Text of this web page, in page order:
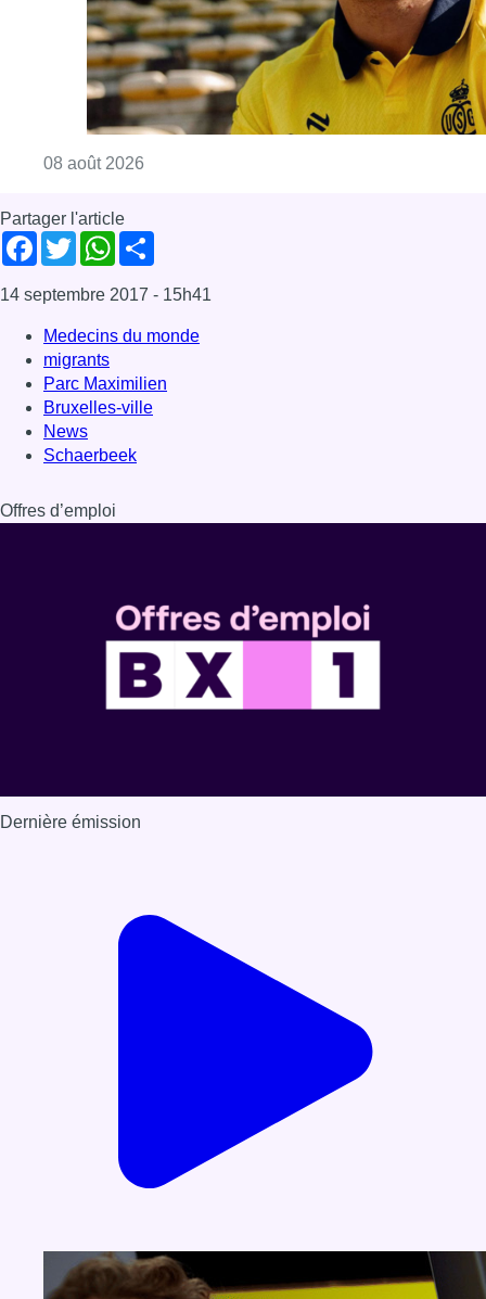
08 août 2026
Partager l'article
Facebook
TwitterWhatsApp
14 septembre 2017 - 15h41
Medecins du monde
migrants
Parc Maximilien
Bruxelles-ville
News
Schaerbeek
Offres d’emploi
Dernière émission